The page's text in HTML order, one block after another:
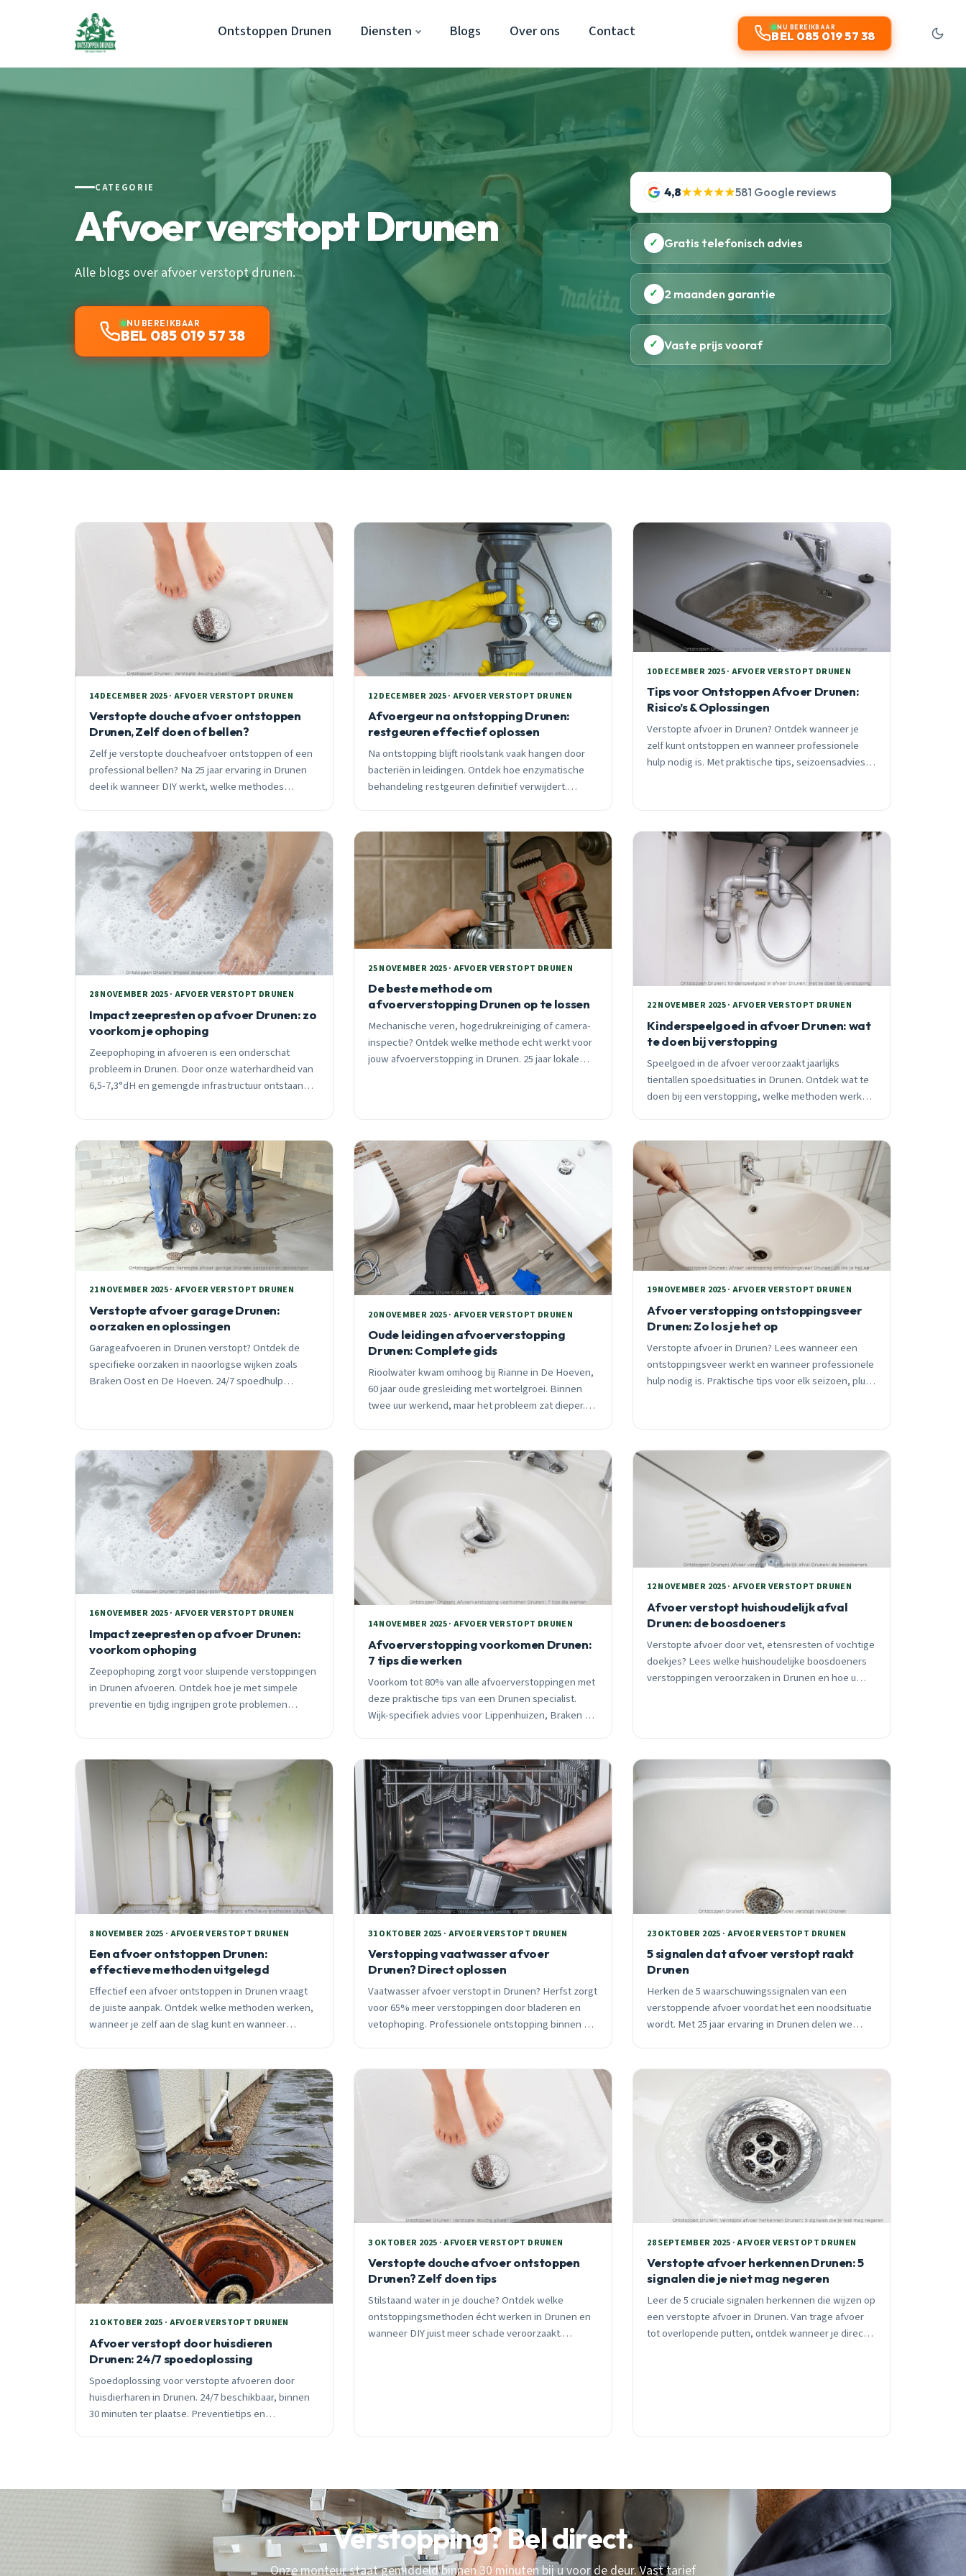
Ontstoppen Drunen Diensten Blogs Over ons Contact NU BEREIKBAAR
BEL 085 019 57 38
CATEGORIE
Afvoer verstopt Drunen
Alle blogs over afvoer verstopt drunen.
NU BEREIKBAAR
BEL 085 019 57 38
4,8★★★★★581 Google reviews
✓ Gratis telefonisch advies
✓ 2 maanden garantie
✓ Vaste prijs vooraf
14 DECEMBER 2025 · AFVOER VERSTOPT DRUNEN
Verstopte douche afvoer ontstoppen
Drunen, Zelf doen of bellen?
Zelf je verstopte doucheafvoer ontstoppen of een
professional bellen? Na 25 jaar ervaring in Drunen
deel ik wanneer DIY werkt, welke methodes
nieuwe infrastructuur.
12 DECEMBER 2025 · AFVOER VERSTOPT DRUNEN
Afvoergeur na ontstopping Drunen:
restgeuren effectief oplossen
Na ontstopping blijft rioolstank vaak hangen door
bacteriën in leidingen. Ontdek hoe enzymatische
behandeling restgeuren definitief verwijdert.
10 DECEMBER 2025 · AFVOER VERSTOPT DRUNEN
Tips voor Ontstoppen Afvoer Drunen:
Risico’s & Oplossingen
Verstopte afvoer in Drunen? Ontdek wanneer je
zelf kunt ontstoppen en wanneer professionele
hulp nodig is. Met praktische tips, seizoensadvies
28 NOVEMBER 2025 · AFVOER VERSTOPT DRUNEN
Impact zeepresten op afvoer Drunen: zo
voorkom je ophoping
Zeepophoping in afvoeren is een onderschat
probleem in Drunen. Door onze waterhardheid van
6,5-7,3°dH en gemengde infrastructuur ontstaan
25 NOVEMBER 2025 · AFVOER VERSTOPT DRUNEN
De beste methode om
afvoerverstopping Drunen op te lossen
Mechanische veren, hogedrukreiniging of camera-
inspectie? Ontdek welke methode echt werkt voor
jouw afvoerverstopping in Drunen. 25 jaar lokale
22 NOVEMBER 2025 · AFVOER VERSTOPT DRUNEN
Kinderspeelgoed in afvoer Drunen: wat
te doen bij verstopping
Speelgoed in de afvoer veroorzaakt jaarlijks
tientallen spoedsituaties in Drunen. Ontdek wat te
doen bij een verstopping, welke methoden werken
21 NOVEMBER 2025 · AFVOER VERSTOPT DRUNEN
Verstopte afvoer garage Drunen:
oorzaken en oplossingen
Garageafvoeren in Drunen verstopt? Ontdek de
specifieke oorzaken in naoorlogse wijken zoals
Braken Oost en De Hoeven. 24/7 spoedhulp
20 NOVEMBER 2025 · AFVOER VERSTOPT DRUNEN
Oude leidingen afvoerverstopping
Drunen: Complete gids
Rioolwater kwam omhoog bij Rianne in De Hoeven,
60 jaar oude gresleiding met wortelgroei. Binnen
twee uur werkend, maar het probleem zat dieper.
19 NOVEMBER 2025 · AFVOER VERSTOPT DRUNEN
Afvoer verstopping ontstoppingsveer
Drunen: Zo los je het op
Verstopte afvoer in Drunen? Lees wanneer een
ontstoppingsveer werkt en wanneer professionele
hulp nodig is. Praktische tips voor elk seizoen, plus
16 NOVEMBER 2025 · AFVOER VERSTOPT DRUNEN
Impact zeepresten op afvoer Drunen:
voorkom ophoping
Zeepophoping zorgt voor sluipende verstoppingen
in Drunen afvoeren. Ontdek hoe je met simpele
preventie en tijdig ingrijpen grote problemen
14 NOVEMBER 2025 · AFVOER VERSTOPT DRUNEN
Afvoerverstopping voorkomen Drunen:
7 tips die werken
Voorkom tot 80% van alle afvoerverstoppingen met
deze praktische tips van een Drunen specialist.
Wijk-specifiek advies voor Lippenhuizen, Braken en
12 NOVEMBER 2025 · AFVOER VERSTOPT DRUNEN
Afvoer verstopt huishoudelijk afval
Drunen: de boosdoeners
Verstopte afvoer door vet, etensresten of vochtige
doekjes? Lees welke huishoudelijke boosdoeners
verstoppingen veroorzaken in Drunen en hoe u
8 NOVEMBER 2025 · AFVOER VERSTOPT DRUNEN
Een afvoer ontstoppen Drunen:
effectieve methoden uitgelegd
Effectief een afvoer ontstoppen in Drunen vraagt
de juiste aanpak. Ontdek welke methoden werken,
wanneer je zelf aan de slag kunt en wanneer
voorkomt en snel oplost.
31 OKTOBER 2025 · AFVOER VERSTOPT DRUNEN
Verstopping vaatwasser afvoer
Drunen? Direct oplossen
Vaatwasser afvoer verstopt in Drunen? Herfst zorgt
voor 65% meer verstoppingen door bladeren en
vetophoping. Professionele ontstopping binnen 30
23 OKTOBER 2025 · AFVOER VERSTOPT DRUNEN
5 signalen dat afvoer verstopt raakt
Drunen
Herken de 5 waarschuwingssignalen van een
verstoppende afvoer voordat het een noodsituatie
wordt. Met 25 jaar ervaring in Drunen delen we
21 OKTOBER 2025 · AFVOER VERSTOPT DRUNEN
Afvoer verstopt door huisdieren
Drunen: 24/7 spoedoplossing
Spoedoplossing voor verstopte afvoeren door
huisdierharen in Drunen. 24/7 beschikbaar, binnen
30 minuten ter plaatse. Preventietips en
3 OKTOBER 2025 · AFVOER VERSTOPT DRUNEN
Verstopte douche afvoer ontstoppen
Drunen? Zelf doen tips
Stilstaand water in je douche? Ontdek welke
ontstoppingsmethoden écht werken in Drunen en
wanneer DIY juist meer schade veroorzaakt.
28 SEPTEMBER 2025 · AFVOER VERSTOPT DRUNEN
Verstopte afvoer herkennen Drunen: 5
signalen die je niet mag negeren
Leer de 5 cruciale signalen herkennen die wijzen op
een verstopte afvoer in Drunen. Van trage afvoer
tot overlopende putten, ontdek wanneer je direct
Verstopping? Bel direct.
Onze monteur staat gemiddeld binnen 30 minuten bij u voor de deur. Vast tarief